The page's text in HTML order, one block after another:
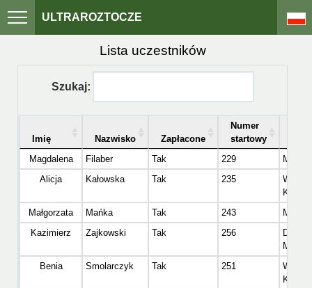
ULTRAROZTOCZE
Lista uczestników
Szukaj:
Imię Nazwisko Zapłacone
Numer
startowy
Magdalena
Filaber Tak 229
Alicja
Kałowska Tak 235
Kobiet
Małgorzata
Mańka Tak 243
Kazimierz
Zajkowski Tak 256
Benia
Smolarczyk Tak 251
Kobiet